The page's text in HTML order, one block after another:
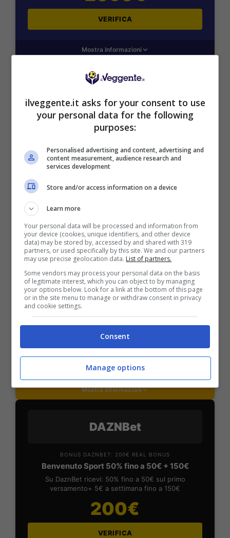
VERIFICA
Mostra Informazioni
SNAI
Bonus Benvenuto Sport: fino a 1.000€
50% sul deposito fino a 50€
1000€
PlanetWin365
BONUS PLANETWIN365: FINO A 2050€
Planetwin365: 2050€ per sport e scommesse
Iscrivendoti a PlanetWin365 ricevi: 100% fino a 2000€
in Bonus Scommesse + 100% fino a 50€ in Bonus
Sport
2050€
VERIFICA
Mostra Informazioni
DAZNBet
BONUS DAZNBET: 200€ REAL BONUS
Benvenuto Sport 50% fino a 50€ + 150€
Su DaznBet ricevi: 50% fino a 50€ sul primo
versamento+ 5€ a settimana fino a 150€
200€
VERIFICA
ilveggente.it asks for your consent to use
your personal data for the following
purposes:
Personalised advertising and content, advertising and
content measurement, audience research and
services development
Store and/or access information on a device
Learn more
Your personal data will be processed and information from
your device (cookies, unique identifiers, and other device
data) may be stored by, accessed by and shared with 319
partners, or used specifically by this site. We and our partners
may use precise geolocation data. List of partners.
Some vendors may process your personal data on the basis
of legitimate interest, which you can object to by managing
your options below. Look for a link at the bottom of this page
or in the site menu to manage or withdraw consent in privacy
and cookie settings.
Consent
Manage options